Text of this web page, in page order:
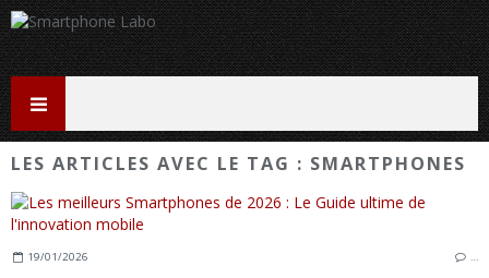
LES ARTICLES AVEC LE TAG : SMARTPHONES
19/01/2026 …